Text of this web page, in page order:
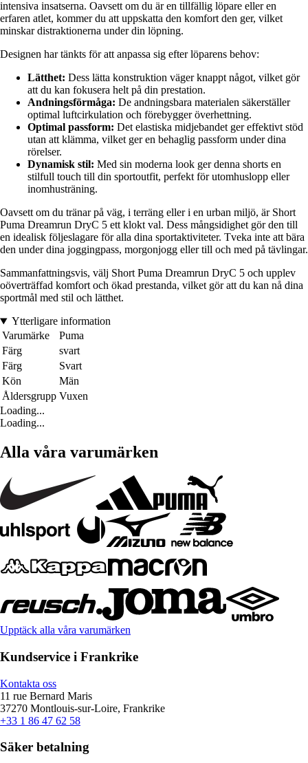
intensiva insatserna. Oavsett om du är en tillfällig löpare eller en
erfaren atlet, kommer du att uppskatta den komfort den ger, vilket
minskar distraktionerna under din löpning.
Designen har tänkts för att anpassa sig efter löparens behov:
Lätthet: Dess lätta konstruktion väger knappt något, vilket gör
att du kan fokusera helt på din prestation.
Andningsförmåga: De andningsbara materialen säkerställer
optimal luftcirkulation och förebygger överhettning.
Optimal passform: Det elastiska midjebandet ger effektivt stöd
utan att klämma, vilket ger en behaglig passform under dina
rörelser.
Dynamisk stil: Med sin moderna look ger denna shorts en
stilfull touch till din sportoutfit, perfekt för utomhuslopp eller
inomhusträning.
Oavsett om du tränar på väg, i terräng eller i en urban miljö, är Short
Puma Dreamrun DryC 5 ett klokt val. Dess mångsidighet gör den till
en idealisk följeslagare för alla dina sportaktiviteter. Tveka inte att bära
den under dina joggingpass, morgonjogg eller till och med på tävlingar.
Sammanfattningsvis, välj Short Puma Dreamrun DryC 5 och upplev
oöverträffad komfort och ökad prestanda, vilket gör att du kan nå dina
sportmål med stil och lätthet.
Ytterligare information
Varumärke
Puma
Färg
svart
Färg
Svart
Kön
Män
Åldersgrupp Vuxen
Loading...
Loading...
Alla våra varumärken
Upptäck alla våra varumärken
Kundservice i Frankrike
Kontakta oss
11 rue Bernard Maris
37270 Montlouis-sur-Loire, Frankrike
+33 1 86 47 62 58
Säker betalning